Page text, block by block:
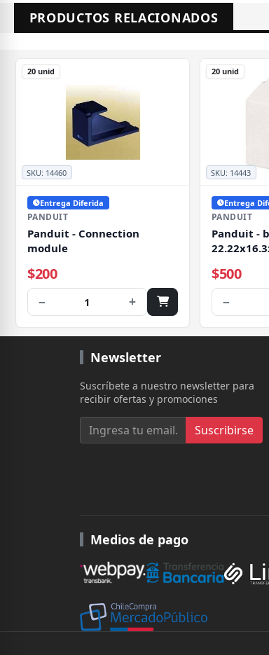
PRODUCTOS RELACIONADOS
SKU: 14460
20 unid
Entrega Diferida
PANDUIT
Panduit - Connection
module
$200
− 1 +
SKU: 14443
20 unid
Entrega
PANDUIT
Panduit -
$500
−
Newsletter
Suscríbete a nuestro newsletter para
recibir ofertas y promociones
Suscribirse
Medios de pago